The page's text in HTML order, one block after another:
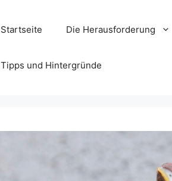
Startseite Die Herausforderung
Tipps und Hintergründe